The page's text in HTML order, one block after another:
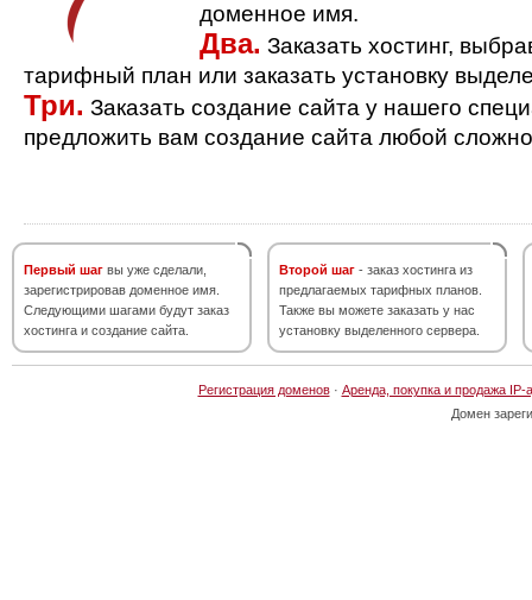
доменное имя.
Два. Заказать хостинг,
тарифный план или заказать установку
Три. Заказать создание сайта у нашего
предложить вам создание сайта любой
Первый шаг вы уже сделали,
зарегистрировав доменное имя.
Следующими шагами будут заказ
хостинга и создание сайта.
Второй шаг - заказ хостинга из
предлагаемых тарифных планов.
Также вы можете заказать у нас
установку выделенного сервера.
Регистрация доменов· Аренда, покупка и продажа IP-
Домен